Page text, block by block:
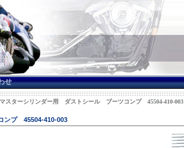
せ
スターシリンダー用 ダストシール ブーツコンプ 45504-410-003
ンプ 45504-410-003